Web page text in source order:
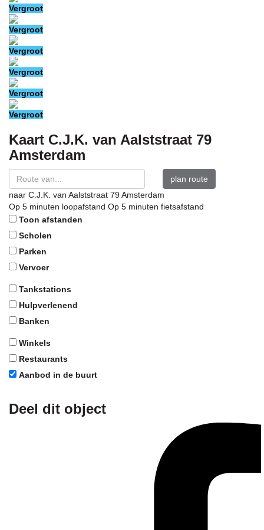
Vergroot
Vergroot
Vergroot
Vergroot
Vergroot
Vergroot
Kaart C.J.K. van Aalststraat 79
Amsterdam
plan route
naar C.J.K. van Aalststraat 79Amsterdam
Op 5 minuten loopafstand Op 5 minuten fietsafstand
Toon afstanden
Scholen
Parken
Vervoer
Tankstations
Hulpverlenend
Banken
Winkels
Restaurants
Aanbod in de buurt
Deel dit object